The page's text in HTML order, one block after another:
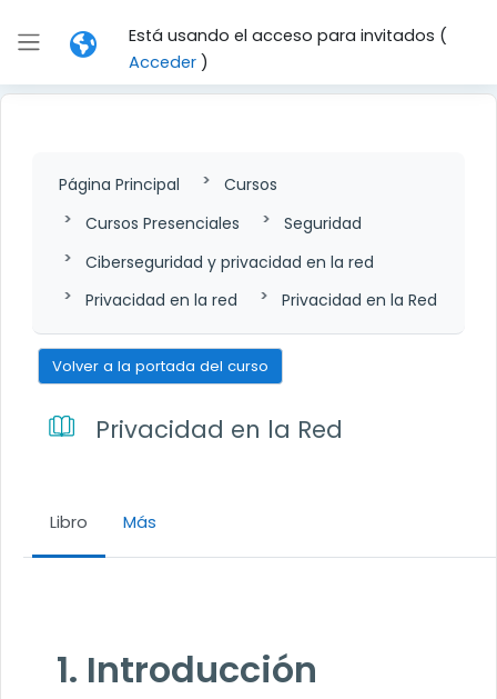
Panel lateral
Está usando el acceso para invitados (
Acceder)
Página Principal
Cursos
Cursos Presenciales
Seguridad
Ciberseguridad y privacidad en la red
Privacidad en la red
Privacidad en la Red
Volver a la portada del curso
Privacidad en la Red
Libro Más
1. Introducción